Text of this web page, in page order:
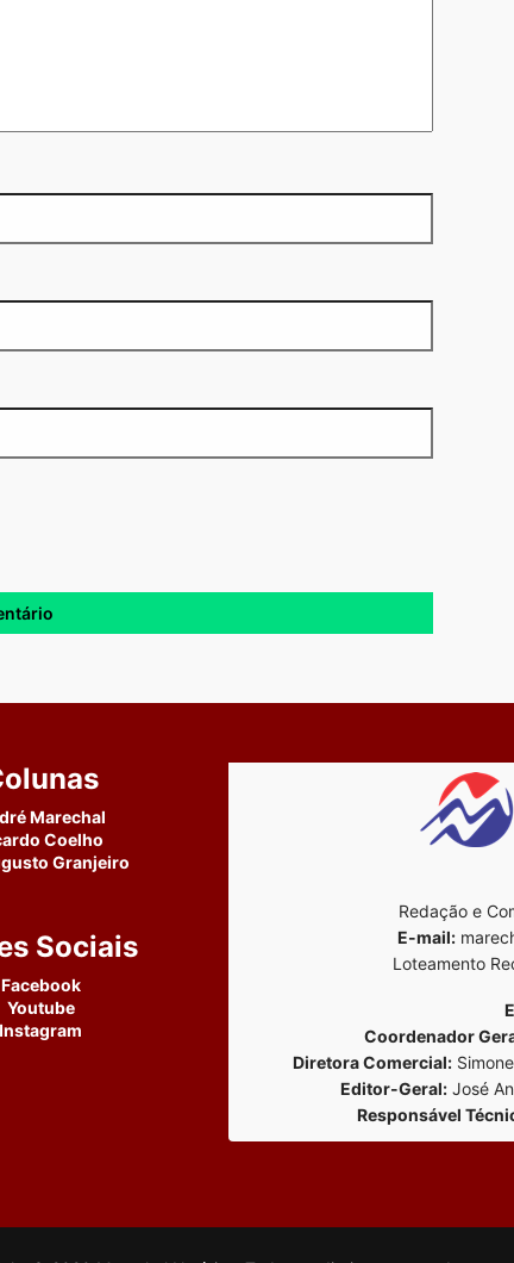
Marechal
Coelho
Granjeiro
Sociais
Facebook
Youtube
Instagram
Redação e
E-mail:
Loteamento
Coordenador
Diretora Comercial:
Editor-Geral:José
Responsável